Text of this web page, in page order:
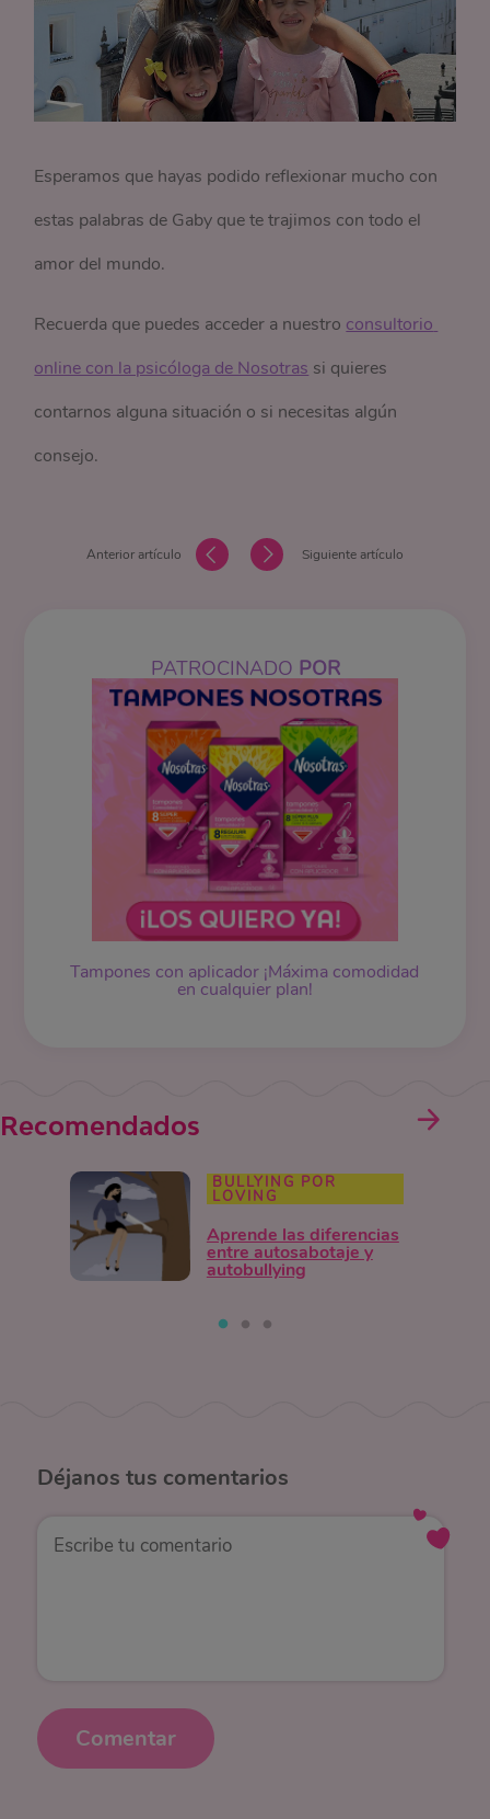
Esperamos que hayas podido reflexionar mucho con
estas palabras de Gaby que te trajimos con todo el
amor del mundo.
Recuerda que puedes acceder a nuestroconsultorio
online con la psicóloga de Nosotras si quieres
contarnos alguna situación o si necesitas algún
consejo.
Anterior artículo Siguiente artículo
PATROCINADO POR
Tampones con aplicador ¡Máxima comodidad
en cualquier plan!
Recomendados
BULLYING POR
LOVING
Aprende las diferencias
entre autosabotaje y
autobullying
Déjanos tus comentarios
Comentar